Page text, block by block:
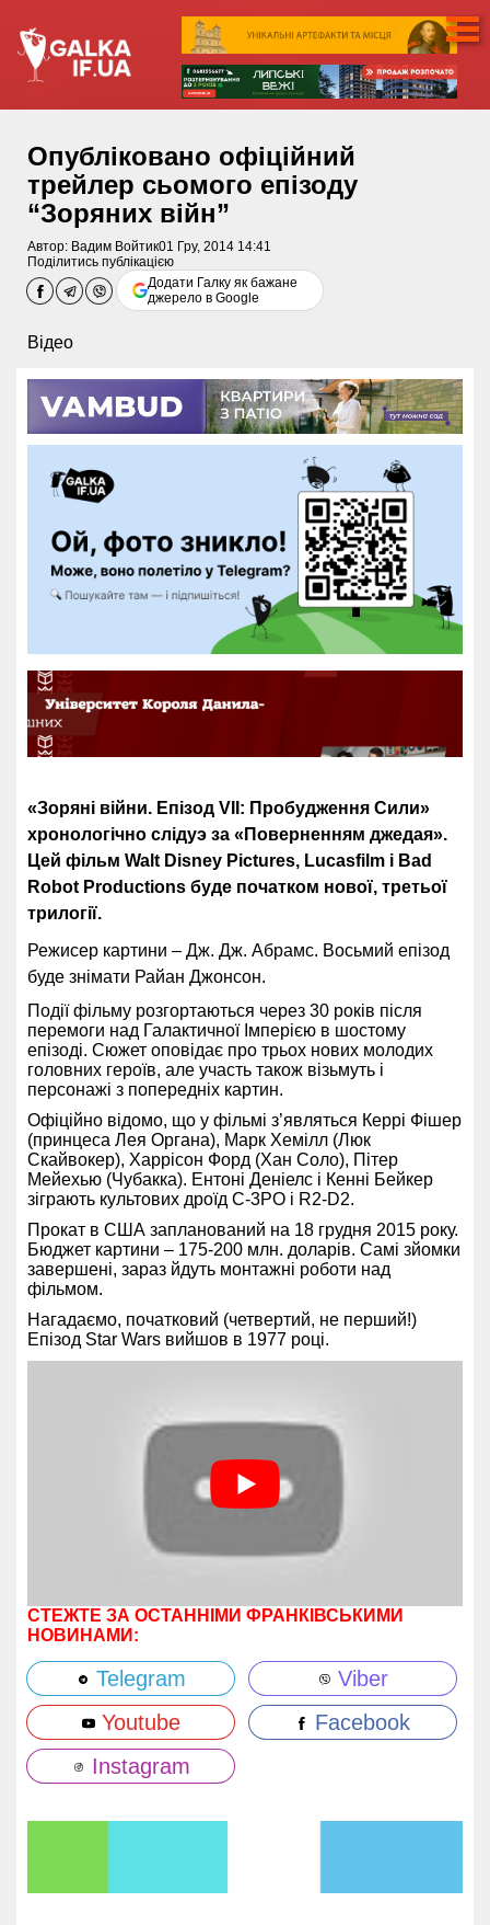
Опубліковано офіційний
трейлер сьомого епізоду
“Зоряних війн”
Автор: Вадим Войтик01 Гру, 2014 14:41
Поділитись публікацією
Додати Галку як бажане
джерело в Google
Відео
«Зоряні війни. Епізод VII: Пробудження Сили»
хронологічно слідуэ за «Поверненням джедая».
Цей фільм Walt Disney Pictures, Lucasfilm і Bad
Robot Productions буде початком нової, третьої
трилогії.
Режисер картини – Дж. Дж. Абрамс. Восьмий епізод
буде знімати Райан Джонсон.
Події фільму розгортаються через 30 років після
перемоги над Галактичної Імперією в шостому
епізоді. Сюжет оповідає про трьох нових молодих
головних героїв, але участь також візьмуть і
персонажі з попередніх картин.
Офіційно відомо, що у фільмі з’являться Керрі Фішер
(принцеса Лея Органа), Марк Хемілл (Люк
Скайвокер), Харрісон Форд (Хан Соло), Пітер
Мейехью (Чубакка). Ентоні Деніелс і Кенні Бейкер
зіграють культових дроїд C-3PO і R2-D2.
Прокат в США запланований на 18 грудня 2015 року.
Бюджет картини – 175-200 млн. доларів. Самі зйомки
завершені, зараз йдуть монтажні роботи над
фільмом.
Нагадаємо, початковий (четвертий, не перший!)
Епізод Star Wars вийшов в 1977 році.
СТЕЖТЕ ЗА ОСТАННІМИ ФРАНКІВСЬКИМИ
НОВИНАМИ:
Telegram
Viber
Youtube
Facebook
Instagram